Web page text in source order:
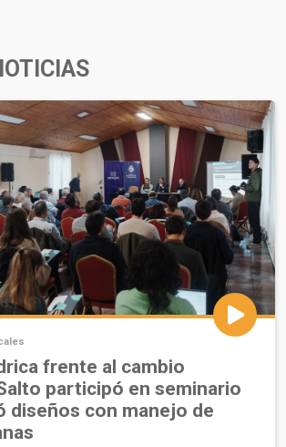
frente al cambio
participó en seminario
diseños con manejo de